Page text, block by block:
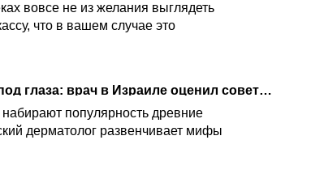
вовсе не из желания выглядеть
что в вашем случае это
Зубная паста на прыщ, огурцы под глаза: врач в Израиле оценил советы из соцсетей
популярность древние
дерматолог развенчивает мифы